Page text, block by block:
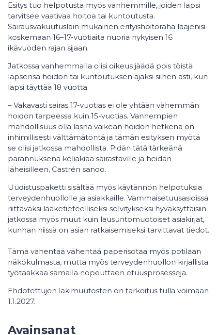
Esitys tuo helpotusta myös vanhemmille, joiden lapsi
tarvitsee vaativaa hoitoa tai kuntoutusta.
Sairausvakuutuslain mukainen erityishoitoraha laajenisi
koskemaan 16–17-vuotiaita nuoria nykyisen 16
ikävuoden rajan sijaan.
Jatkossa vanhemmalla olisi oikeus jäädä pois töistä
lapsensa hoidon tai kuntoutuksen ajaksi siihen asti, kun
lapsi täyttää 18 vuotta.
– Vakavasti sairas 17-vuotias ei ole yhtään vähemmän
hoidon tarpeessa kuin 15-vuotias. Vanhempien
mahdollisuus olla läsnä vaikean hoidon hetkenä on
inhimillisesti välttämätöntä ja tämän esityksen myötä
se olisi jatkossa mahdollista. Pidän tätä tärkeänä
parannuksena keliakiaa sairastaville ja heidän
läheisilleen, Castrén sanoo.
Uudistuspaketti sisältää myös käytännön helpotuksia
terveydenhuollolle ja asiakkaille. Vammaisetuusasioissa
riittäväksi lääketieteelliseksi selvitykseksi hyväksyttäisiin
jatkossa myös muut kuin lausuntomuotoiset asiakirjat,
kunhan niissä on asian ratkaisemiseksi tarvittavat tiedot.
Tämä vähentää vähentää paperisotaa myös potilaan
näkökulmasta, mutta myös terveydenhuollon kirjallista
työtaakkaa samalla nopeuttaen etuusprosesseja.
Ehdotettujen lakimuutosten on tarkoitus tulla voimaan
1.1.2027.
Avainsanat